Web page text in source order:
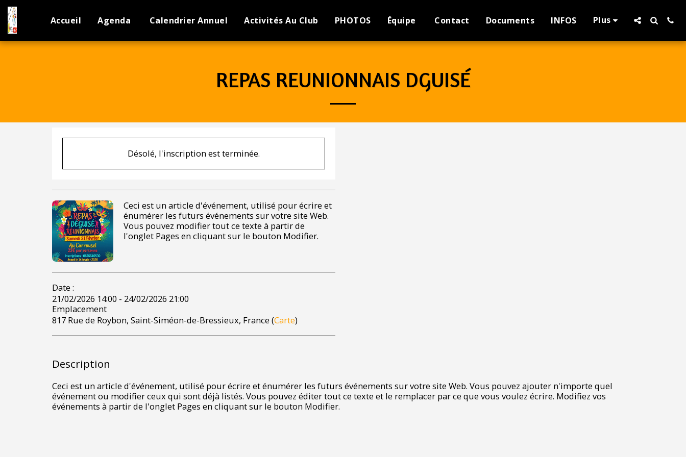
Accueil Agenda Calendrier Annuel Activités Au Club PHOTOS Équipe Contact Documents INFOS Plus
REPAS REUNIONNAIS DGUISÉ
Désolé, l'inscription est terminée.
Ceci est un article d'événement, utilisé pour écrire et
énumérer les futurs événements sur votre site Web.
Vous pouvez modifier tout ce texte à partir de
l'onglet Pages en cliquant sur le bouton Modifier.
Date :
21/02/2026 14:00 - 24/02/2026 21:00
Emplacement
817 Rue de Roybon, Saint-Siméon-de-Bressieux, France (Carte)
Description
Ceci est un article d'événement, utilisé pour écrire et énumérer les futurs événements sur votre site Web. Vous pouvez ajouter n'importe quel
événement ou modifier ceux qui sont déjà listés. Vous pouvez éditer tout ce texte et le remplacer par ce que vous voulez écrire. Modifiez vos
événements à partir de l'onglet Pages en cliquant sur le bouton Modifier.